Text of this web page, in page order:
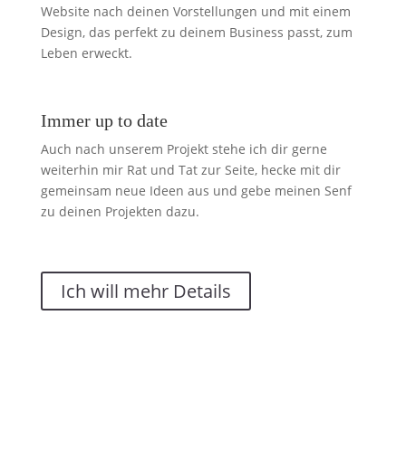
Website nach deinen Vorstellungen und mit einem
Design, das perfekt zu deinem Business passt, zum
Leben erweckt.
Immer up to date
Auch nach unserem Projekt stehe ich dir gerne
weiterhin mir Rat und Tat zur Seite, hecke mit dir
gemeinsam neue Ideen aus und gebe meinen Senf
zu deinen Projekten dazu.
Ich will mehr Details